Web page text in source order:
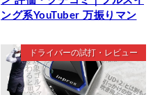
ング系YouTuber 万振りマン
ドライバーの試打・レビュー